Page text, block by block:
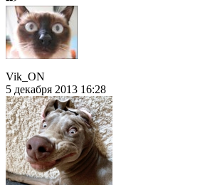
Vik_ON
5 декабря 2013 16:28